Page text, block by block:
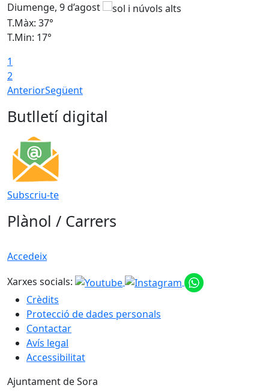
Diumenge, 9 d’agost
T.Màx: 37°
T.Min: 17°
1
2
AnteriorSegüent
Butlletí digital
Subscriu-te
Plànol / Carrers
Accedeix
Xarxes socials:
Crèdits
Protecció de dades personals
Contactar
Avís legal
Accessibilitat
Ajuntament de Sora